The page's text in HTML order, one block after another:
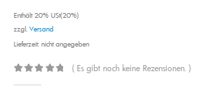
Enthält 20% USt(20%)
zzgl.Versand
Lieferzeit: nicht angegeben
( Es gibt noch keine Rezensionen. )